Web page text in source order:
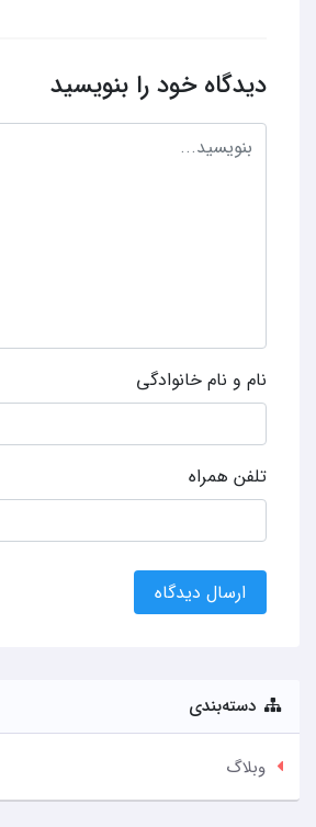
دیدگاه خود را بنویسید
نام و نام خانوادگی
تلفن همراه
ارسال دیدگاه
دسته‌بندی
وبلاگ